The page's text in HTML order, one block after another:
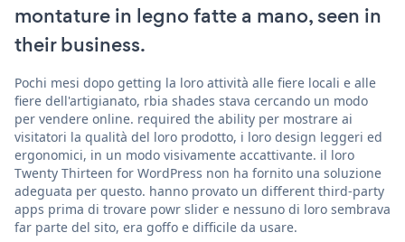
montature in legno fatte a mano, seen in
their business.
Pochi mesi dopo getting la loro attività alle fiere locali e alle
fiere dell'artigianato, rbia shades stava cercando un modo
per vendere online. required the ability per mostrare ai
visitatori la qualità del loro prodotto, i loro design leggeri ed
ergonomici, in un modo visivamente accattivante. il loro
Twenty Thirteen for WordPress non ha fornito una soluzione
adeguata per questo. hanno provato un different third-party
apps prima di trovare powr slider e nessuno di loro sembrava
far parte del sito, era goffo e difficile da usare.